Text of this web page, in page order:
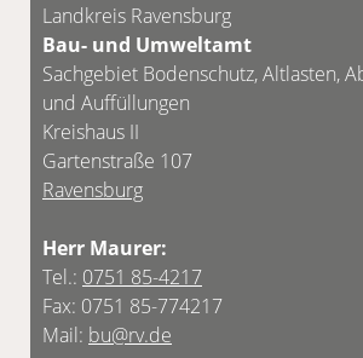
Landkreis Ravensburg
Bau- und Umweltamt
Sachgebiet Bodenschutz, Altlasten,
und Auffüllungen
Kreishaus II
Gartenstraße 107
Ravensburg
Herr Maurer:
Tel.: 0751 85-4217
Fax: 0751 85-774217
Mail: bu@rv.de